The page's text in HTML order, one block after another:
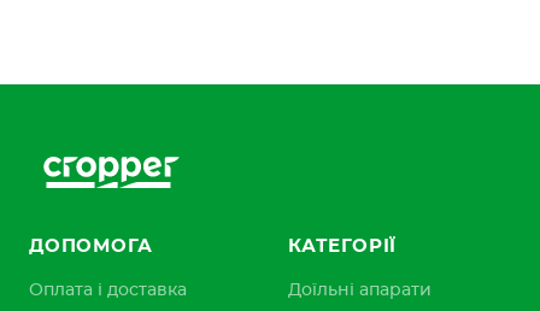
ДОПОМОГА
Оплата і доставка
КАТЕГОРІЇ
Доїльні апарати